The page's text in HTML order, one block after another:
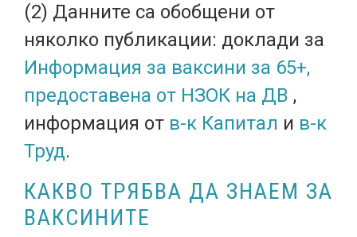
(2) Данните са обобщени от
няколко публикации: доклади за
Информация за ваксини за 65+,
предоставена от НЗОК на ДВ ,
информация от в-к Капитал и в-к
Труд.
КАКВО ТРЯБВА ДА ЗНАЕМ ЗА
ВАКСИНИТЕ